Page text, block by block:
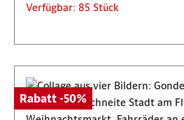
Verfügbar: 85 Stück
Rabatt -50%